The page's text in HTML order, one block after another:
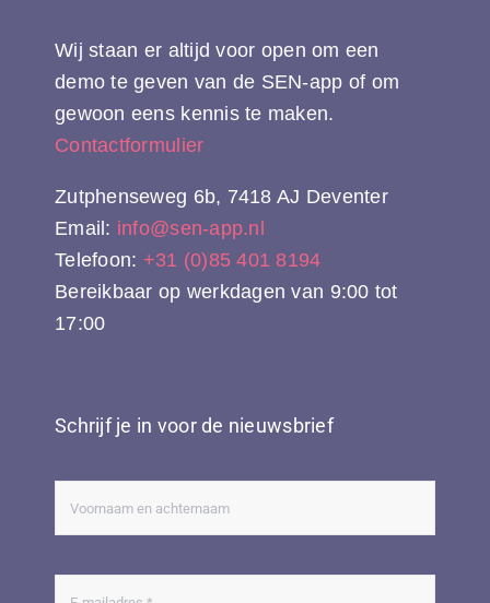
Wij staan er altijd voor open om een
demo te geven van de SEN-app of om
gewoon eens kennis te maken.
Contactformulier
Zutphenseweg 6b, 7418 AJ Deventer
Email: info@sen-app.nl
Telefoon: +31 (0)85 401 8194
Bereikbaar op werkdagen van 9:00 tot
17:00
Schrijf je in voor de nieuwsbrief